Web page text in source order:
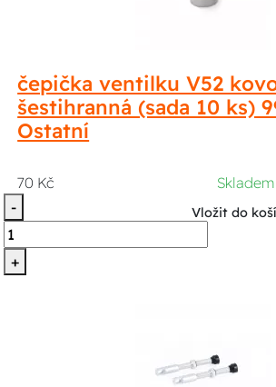
čepička ventilku V52
šestihranná (sada 10 ks)
Ostatní
70 Kč
Skladem
-
+
Vložit do